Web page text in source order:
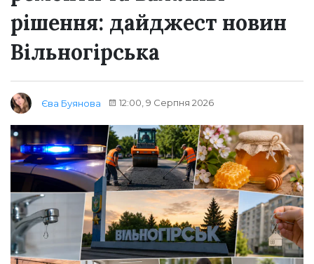
рішення: дайджест новин
Вільногірська
Єва Буянова 12:00, 9 Серпня 2026